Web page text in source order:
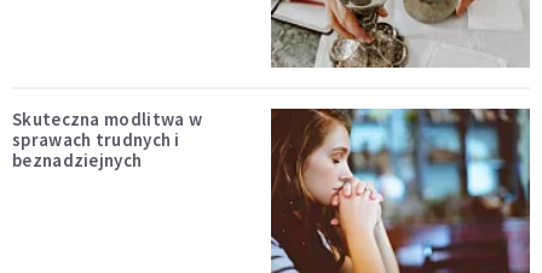
Skuteczna modlitwa w
sprawach trudnych i
beznadziejnych